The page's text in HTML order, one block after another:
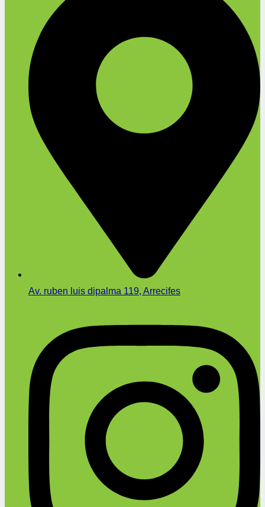
Av. ruben luis dipalma 119, Arrecifes